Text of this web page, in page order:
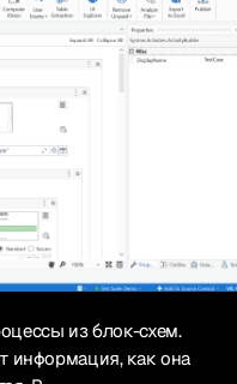
из блок-схем.
информация, как она